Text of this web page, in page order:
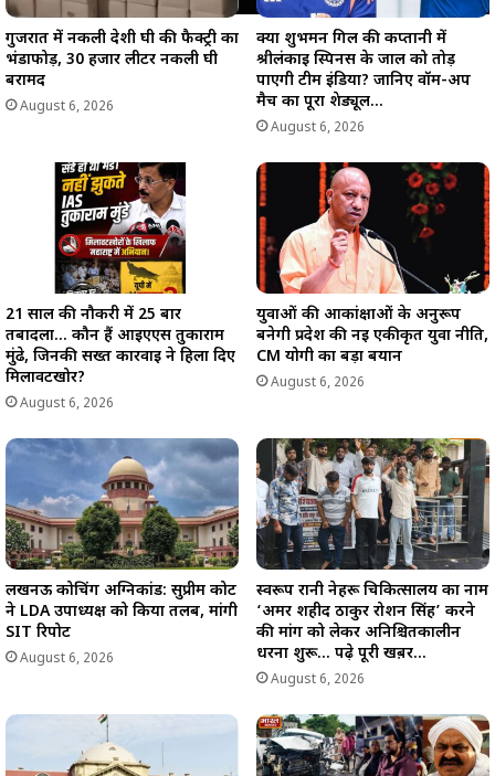
गुजरात में नकली देशी घी की फैक्ट्री का
भंडाफोड़, 30 हजार लीटर नकली घी
बरामद
August 6, 2026
क्या शुभमन गिल की कप्तानी में
श्रीलंकाई स्पिनर्स के जाल को तोड़
पाएगी टीम इंडिया? जानिए वॉर्म-अप
मैच का पूरा शेड्यूल…
August 6, 2026
21 साल की नौकरी में 25 बार
तबादला… कौन हैं आईएएस तुकाराम
मुंढे, जिनकी सख्त कार्रवाई ने हिला दिए
मिलावटखोर?
August 6, 2026
युवाओं की आकांक्षाओं के अनुरूप
बनेगी प्रदेश की नई एकीकृत युवा नीति,
CM योगी का बड़ा बयान
August 6, 2026
लखनऊ कोचिंग अग्निकांड: सुप्रीम कोर्ट
ने LDA उपाध्यक्ष को किया तलब, मांगी
SIT रिपोर्ट
August 6, 2026
स्वरूप रानी नेहरू चिकित्सालय का नाम
‘अमर शहीद ठाकुर रोशन सिंह’ करने
की मांग को लेकर अनिश्चितकालीन
धरना शुरू… पढ़े पूरी खब़र…
August 6, 2026